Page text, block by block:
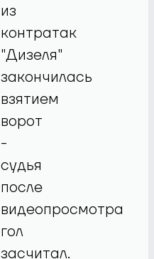
из
контратак
"Дизеля"
закончилась
взятием
ворот
-
судья
после
видеопросмотра
гол
засчитал.